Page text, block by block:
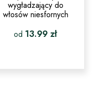
wygładzający do
włosów niesfornych
od 13.99zł
ma